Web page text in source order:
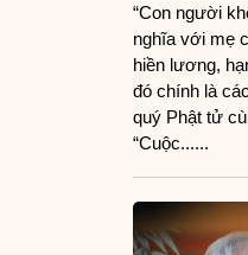
“Con người
nghĩa với mẹ
hiền lương,
đó chính là
quý Phật tử
“Cuộc......